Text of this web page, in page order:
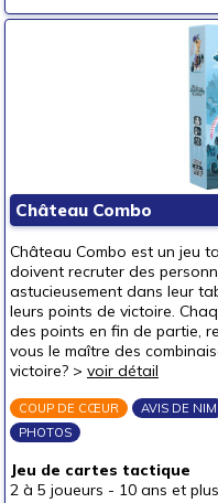
Château Combo
Château Combo est un jeu
doivent recruter des
astucieusement dans leur
leurs points de victoire.
des points en fin de partie,
vous le maître des
victoire? > voir détail
COUP DE CŒUR AVIS DE NIM
PHOTOS
Jeu de cartes tactique
2 à 5 joueurs - 10 ans et plus